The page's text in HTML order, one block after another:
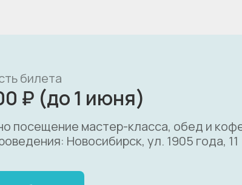
посещение мастер-класса, обед и
Новосибирск, ул. 1905 года, 11
₽ (до 1 июня)
билета